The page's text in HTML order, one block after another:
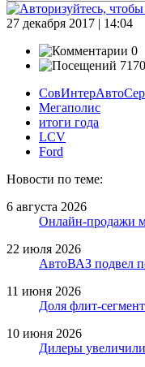
27 декабря 2017 | 14:04
0
7170
Мегаполис
итоги года
LCV
Ford
Новости по теме:
6 августа 2026
Онлайн-продажи
22 июля 2026
АвтоВАЗ подвел
11 июня 2026
Доля флит-
10 июня 2026
Дилеры